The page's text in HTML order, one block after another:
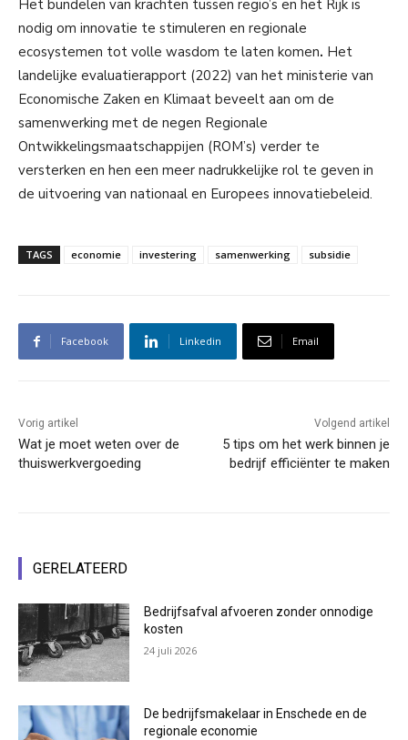
Het bundelen van krachten tussen regio’s en het Rijk is
nodig om innovatie te stimuleren en regionale
ecosystemen tot volle wasdom te laten komen. Het
landelijke evaluatierapport (2022) van het ministerie van
Economische Zaken en Klimaat beveelt aan om de
samenwerking met de negen Regionale
Ontwikkelingsmaatschappijen (ROM’s) verder te
versterken en hen een meer nadrukkelijke rol te geven in
de uitvoering van nationaal en Europees innovatiebeleid.
TAGS economie investering samenwerking subsidie
Facebook Linkedin Email
Vorig artikel
Wat je moet weten over de
thuiswerkvergoeding
Volgend artikel
5 tips om het werk binnen je
bedrijf efficiënter te maken
GERELATEERD
Bedrijfsafval afvoeren zonder onnodige
kosten
24 juli 2026
De bedrijfsmakelaar in Enschede en de
regionale economie